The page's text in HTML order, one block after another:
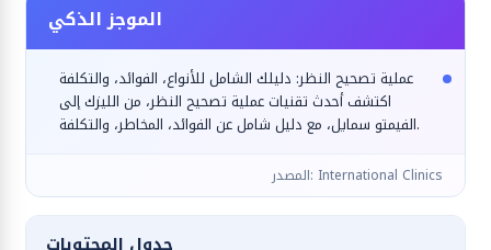
الموجز الذكي
عملية تصحيح النظر: دليلك الشامل للأنواع، الفوائد، والتكلفة
اكتشف أحدث تقنيات عملية تصحيح النظر، من الليزك إلى
الفيمتو سمايل، مع دليل شامل عن الفوائد، المخاطر، والتكلفة.
المصدر: International Clinics